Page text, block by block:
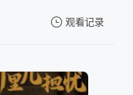
观看记录